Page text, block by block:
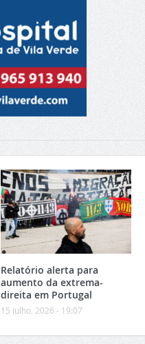
Relatório alerta para
aumento da extrema-
direita em Portugal
15 Julho, 2026 - 19:07